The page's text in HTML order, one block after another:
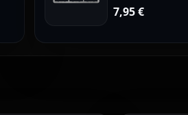
7,95€